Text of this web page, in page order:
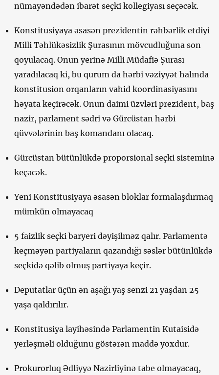
nümayəndədən ibarət seçki kollegiyası seçəcək.
Konstitusiyaya əsasən prezidentin rəhbərlik etdiyi
Milli Təhlükəsizlik Şurasının mövcudluğuna son
qoyulacaq. Onun yerinə Milli Müdafiə Şurası
yaradılacaq ki, bu qurum da hərbi vəziyyət halında
konstitusion orqanların vahid koordinasiyasını
həyata keçirəcək. Onun daimi üzvləri prezident, baş
nazir, parlament sədri və Gürcüstan hərbi
qüvvələrinin baş komandanı olacaq.
Gürcüstan bütünlükdə proporsional seçki sisteminə
keçəcək.
Yeni Konstitusiyaya əsasən bloklar formalaşdırmaq
mümkün olmayacaq
5 faizlik seçki baryeri dəyişilməz qalır. Parlamentə
keçməyən partiyaların qazandığı səslər bütünlükdə
seçkidə qəlib olmuş partiyaya keçir.
Deputatlar üçün ən aşağı yaş senzi 21 yaşdan 25
yaşa qaldırılır.
Konstitusiya layihəsində Parlamentin Kutaisidə
yerləşməli olduğunu göstərən maddə yoxdur.
Prokurorluq Ədliyyə Nazirliyinə tabe olmayacaq,